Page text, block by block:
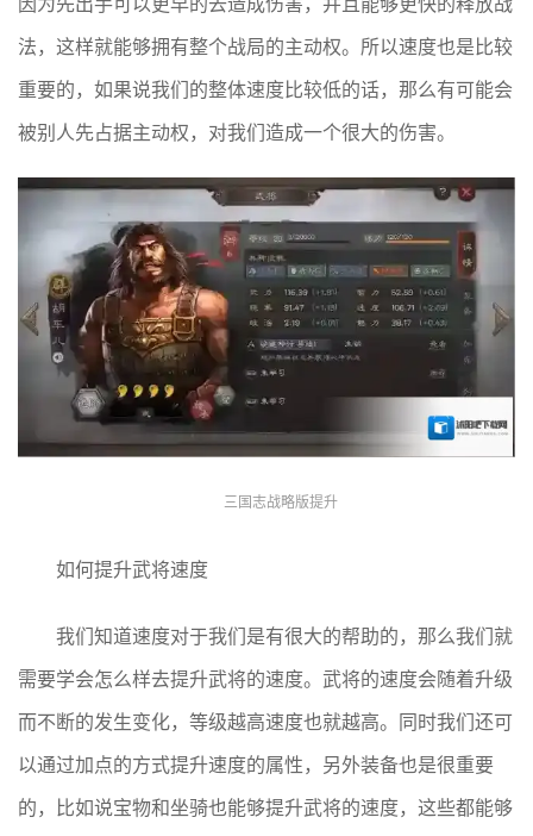
法，这样就能够拥有整个战局的主动权。所以速度也是比较
重要的，如果说我们的整体速度比较低的话，那么有可能会
被别人先占据主动权，对我们造成一个很大的伤害。
三国志战略版提升
如何提升武将速度
我们知道速度对于我们是有很大的帮助的，那么我们就
需要学会怎么样去提升武将的速度。武将的速度会随着升级
而不断的发生变化，等级越高速度也就越高。同时我们还可
以通过加点的方式提升速度的属性，另外装备也是很重要
的，比如说宝物和坐骑也能够提升武将的速度，这些都能够